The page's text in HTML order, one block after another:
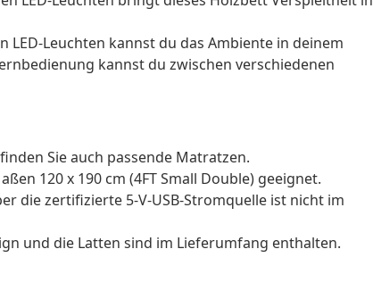
Leuchten kannst du das Ambiente in deinem
kannst du zwischen verschiedenen
Sie auch passende Matratzen.
120 x 190 cm (4FT Small Double) geeignet.
die zertifizierte 5-V-USB-Stromquelle ist nicht im
und die Latten sind im Lieferumfang enthalten.